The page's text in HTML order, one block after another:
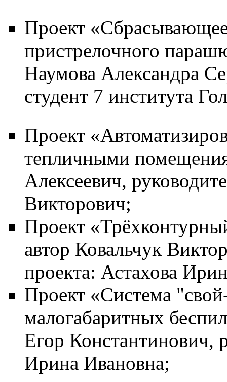
Проект
пристрелочного
Наумова Александра
студент 7 института
Проект
тепличными
Алексеевич,
Викторович;
Проект
автор Ковальчук
проекта: Астахова
Проект «Система
малогабаритных
Егор Константинович,
Ирина Ивановна;